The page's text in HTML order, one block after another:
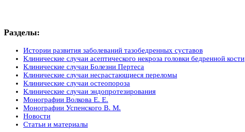
Разделы:
Истории развития заболеваний тазобедренных суставов
Клинические случаи асептического некроза головки бедренной кости
Клинические случаи Болезни Пертеса
Клинические случаи несрастающиеся переломы
Клинические случаи остеопороза
Клинические случаи эндопротезирования
Монографии Волкова Е. Е.
Монографии Успенского В. М.
Новости
Статьи и материалы